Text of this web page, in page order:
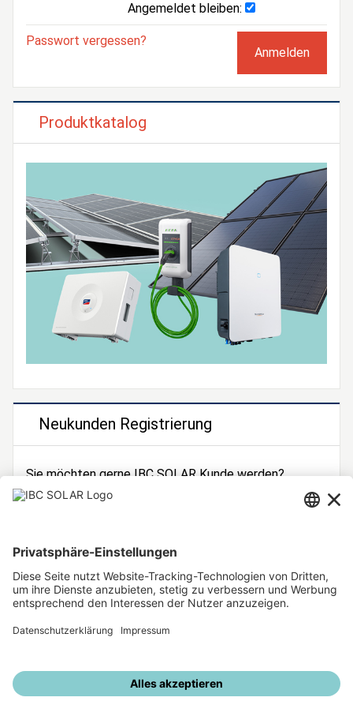
Angemeldet bleiben:
Passwort vergessen?
Produktkatalog
Neukunden Registrierung
Sie möchten gerne IBC SOLAR Kunde werden?
Dann registrieren Sie sich jetzt!
Unsere weiteren Angebote
IBC SOLAR Webseite